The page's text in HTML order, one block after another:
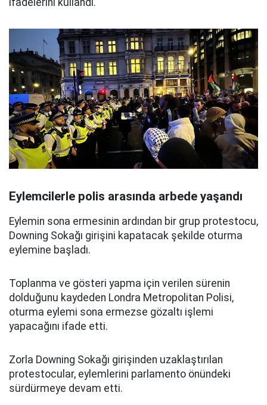
ifadelerini kullandı.
Eylemcilerle polis arasında arbede yaşandı
Eylemin sona ermesinin ardından bir grup protestocu,
Downing Sokağı girişini kapatacak şekilde oturma
eylemine başladı.
Toplanma ve gösteri yapma için verilen sürenin
dolduğunu kaydeden Londra Metropolitan Polisi,
oturma eylemi sona ermezse gözaltı işlemi
yapacağını ifade etti.
Zorla Downing Sokağı girişinden uzaklaştırılan
protestocular, eylemlerini parlamento önündeki
sürdürmeye devam etti.